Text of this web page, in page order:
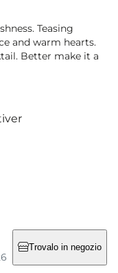
Teasing
and warm hearts.
Better make it a
Trovalo in negozio